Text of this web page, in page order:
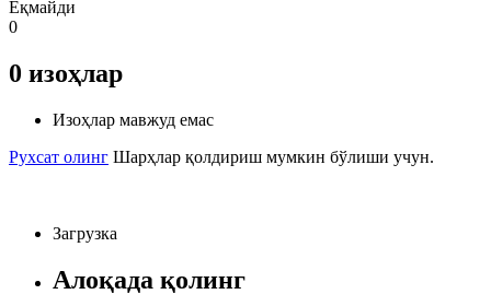
Ёқмайди
0
0 изоҳлар
Изоҳлар мавжуд емас
Рухсат олинг Шарҳлар қолдириш мумкин бўлиши учун.
Загрузка
Алоқада қолинг